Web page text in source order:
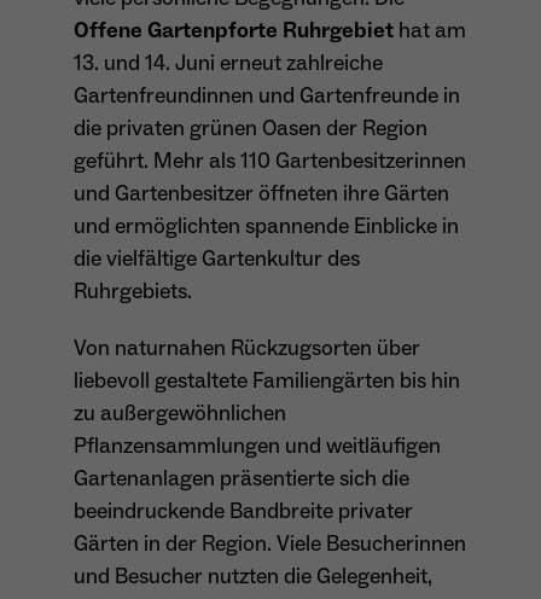
Name PHPSESSID
Anbieter Session Cookies
Laufzeit
Sessio-Cookie wird beim Schliessen der
Webseite wieder gelöscht
Zweck
PHPs Standard Sitzungs-Identifikation
(Formulare).
Name be_typo_user
Anbieter TYPO3
Laufzeit Ende der Sitzung
Dieser Cookie teilt der Webseite mit, ob ein
Anbieter Matomo
Laufzeit 13 Monate
Zweck
Dient zur anonymen Wiedererkennung eines
Besuchers.
Name _pk_ses*
Anbieter Matomo
Laufzeit 30 Minuten
Zweck
Speichert vorübergehend Daten der
aktuellen Sitzung.
Name _pk_ref.*
Aktivierung Mehrsprachigkeit
Diese Cookies ermöglichen die automatische Übersetzung
der Website-Inhalte durch GTranslate.
Name googtrans
Anbieter GTranslate Inc.
1 Jahr
Zweck
für die automatische Übersetzung der
Website.
Cookie-Informationen anzeigen
Offene Gartenpforte Ruhrgebiethat am
13. und 14. Juni erneut zahlreiche
Gartenfreundinnen und Gartenfreunde in
die privaten grünen Oasen der Region
geführt. Mehr als 110 Gartenbesitzerinnen
und Gartenbesitzer öffneten ihre Gärten
und ermöglichten spannende Einblicke in
die vielfältige Gartenkultur des
Ruhrgebiets.
Von naturnahen Rückzugsorten über
liebevoll gestaltete Familiengärten bis hin
zu außergewöhnlichen
Pflanzensammlungen und weitläufigen
Gartenanlagen präsentierte sich die
beeindruckende Bandbreite privater
Gärten in der Region. Viele Besucherinnen
und Besucher nutzten die Gelegenheit,